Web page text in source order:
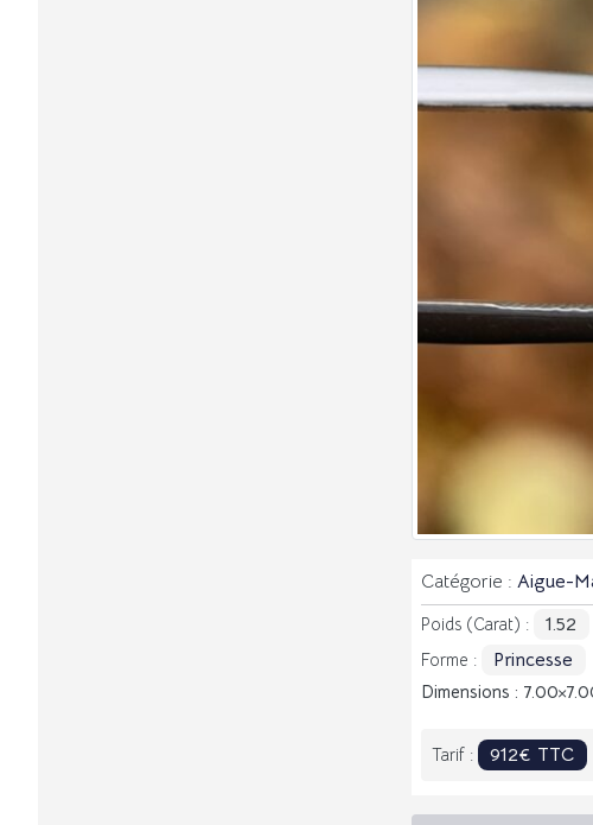
Catégorie : Aigue-
Poids (Carat) : 1.52
Forme : Princesse
Dimensions : 7.00
Tarif : 912€ TTC